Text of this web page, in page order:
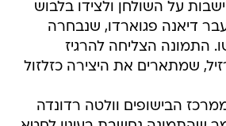
על השולחן ולצידו בלבוש
דיאנה פגוארדו, שנבחרה
התמונה הצליחה להרגיז
שמתארים את היצירה כזלזול
הבישופים וולטה רדונדה